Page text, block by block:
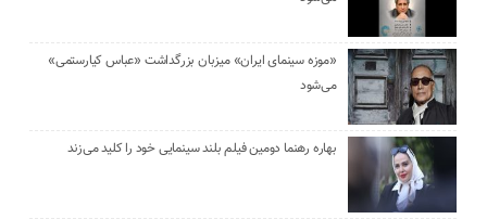
«موزه سینمای ایران» میزبان بزرگداشت «عباس کیارستمی»
می‌شود
بهاره رهنما دومین فیلم بلند سینمایی خود را کلید می‌زند